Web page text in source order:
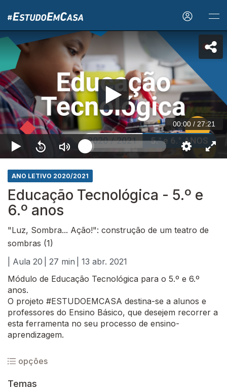
00:00 / 27:21
ANO LETIVO 2020/2021
Educação Tecnológica - 5.º e
6.º anos
"Luz, Sombra... Ação!": construção de um teatro de
sombras (1)
| Aula 20
| 27 min
| 13 abr. 2021
Módulo de Educação Tecnológica para o 5.º e 6.º
anos.
O projeto #ESTUDOEMCASA destina-se a alunos e
professores do Ensino Básico, que desejem recorrer a
esta ferramenta no seu processo de ensino-
aprendizagem.
opções
Temas